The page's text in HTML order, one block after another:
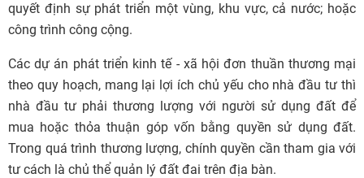
quyết định sự phát triển một vùng, khu vực, cả nước; hoặc
công trình công cộng.
Các dự án phát triển kinh tế - xã hội đơn thuần thương mại
theo quy hoạch, mang lại lợi ích chủ yếu cho nhà đầu tư thì
nhà đầu tư phải thương lượng với người sử dụng đất để
mua hoặc thỏa thuận góp vốn bằng quyền sử dụng đất.
Trong quá trình thương lượng, chính quyền cần tham gia với
tư cách là chủ thể quản lý đất đai trên địa bàn.